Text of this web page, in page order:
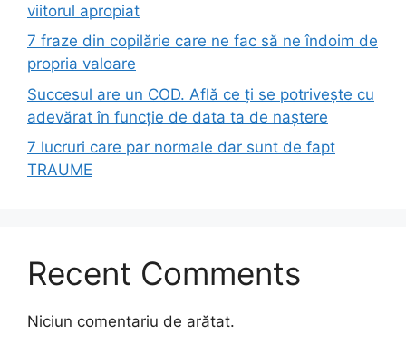
viitorul apropiat
7 fraze din copilărie care ne fac să ne îndoim de
propria valoare
Succesul are un COD. Află ce ți se potrivește cu
adevărat în funcție de data ta de naștere
7 lucruri care par normale dar sunt de fapt
TRAUME
Recent Comments
Niciun comentariu de arătat.